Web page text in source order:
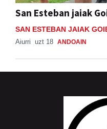
San Esteban jaiak
SAN ESTEBAN JAIAK
Aiurri uzt 18 ANDOAIN